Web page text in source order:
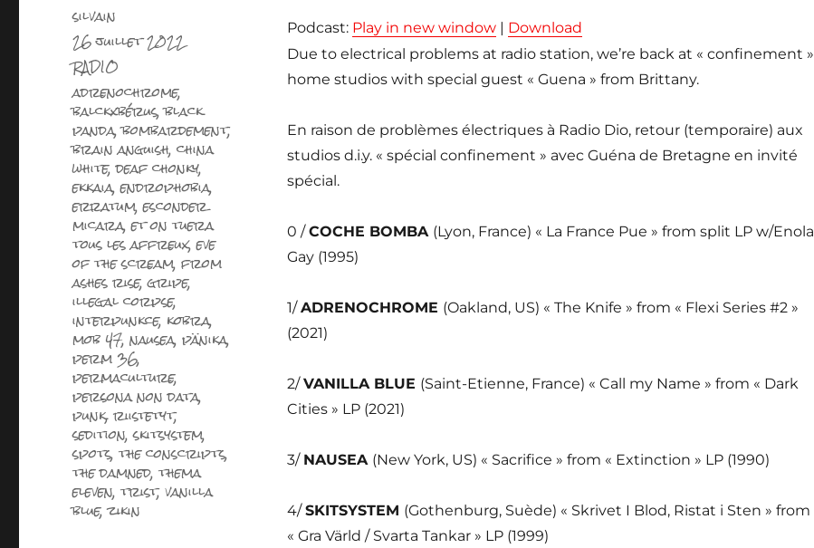
diminuer
Podcast: Play in new window| Download
Due to electrical problems at radio station, we’re back at « confinement »
home studios with special guest « Guena » from Brittany.
En raison de problèmes électriques à Radio Dio, retour (temporaire) aux
studios d.i.y. « spécial confinement » avec Guéna de Bretagne en invité
spécial.
0 /COCHE BOMBA (Lyon, France) « La France Pue » from split LP w/Enola
Gay (1995)
1/ADRENOCHROME (Oakland, US) « The Knife » from « Flexi Series #2 »
(2021)
2/VANILLA BLUE (Saint-Etienne, France) « Call my Name » from « Dark
Cities » LP (2021)
3/ NAUSEA (New York, US) « Sacrifice » from « Extinction » LP (1990)
4/SKITSYSTEM (Gothenburg, Suède) « Skrivet I Blod, Ristat i Sten » from
« Gra Värld / Svarta Tankar » LP (1999)
Auteur
silvain
Publié
le
26 juillet 2022
Catégories
RADIO
Étiquettes
adrenochrome,
balckxbérus,black
panda,bombardement,
brain anguish,china
white,deaf chonky,
ekkaia,endrophobia,
erratum,esconder
micara,et on tuera
tous les affreux,eve
of the scream,from
ashes rise,gripe,
illegal corpse,
interpunkce, kobra,
mob 47,nausea,pänika,
perm 36,
permaculture,
persona non data,
punk,riistetyt,
sedition,skitsystem,
spots,the conscripts,
the damned,thema
eleven,trist,vanilla
blue,zikin